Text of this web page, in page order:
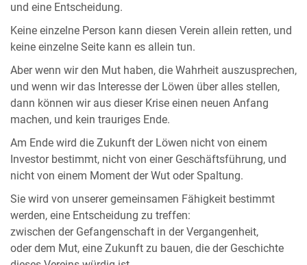
und eine Entscheidung.
Keine einzelne Person kann diesen Verein allein retten, und
keine einzelne Seite kann es allein tun.
Aber wenn wir den Mut haben, die Wahrheit auszusprechen,
und wenn wir das Interesse der Löwen über alles stellen,
dann können wir aus dieser Krise einen neuen Anfang
machen, und kein trauriges Ende.
Am Ende wird die Zukunft der Löwen nicht von einem
Investor bestimmt, nicht von einer Geschäftsführung, und
nicht von einem Moment der Wut oder Spaltung.
Sie wird von unserer gemeinsamen Fähigkeit bestimmt
werden, eine Entscheidung zu treffen:
zwischen der Gefangenschaft in der Vergangenheit,
oder dem Mut, eine Zukunft zu bauen, die der Geschichte